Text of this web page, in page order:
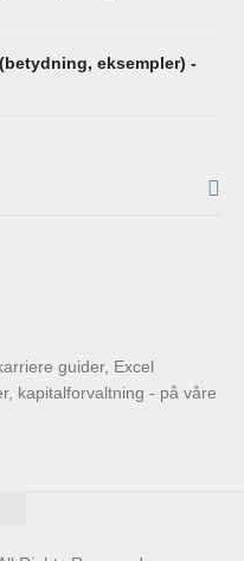
eksempler) -
guider, Excel
kapitalforvaltning - på våre